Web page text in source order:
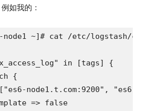
如我的：
node1 ~]# cat /etc/logstash/
in [tags] {
{
node1.t.com:9200", "es6-
=> false